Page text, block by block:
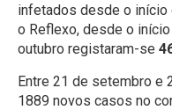
infetados desde o início
o Reflexo, desde o
outubro registaram-se
Entre 21 de setembro e
1889 novos casos no